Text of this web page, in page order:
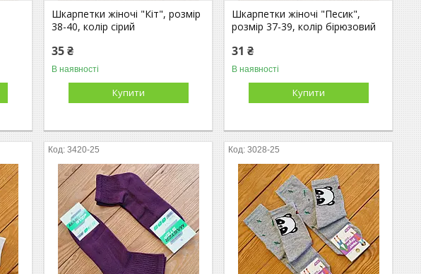
Шкарпетки жіночі "Кіт", розмір
38-40, колір сірий
35 ₴
В наявності
Купити
Шкарпетки жіночі "Песик",
розмір 37-39, колір бірюзовий
31 ₴
В наявності
Купити
3420-25 3028-25